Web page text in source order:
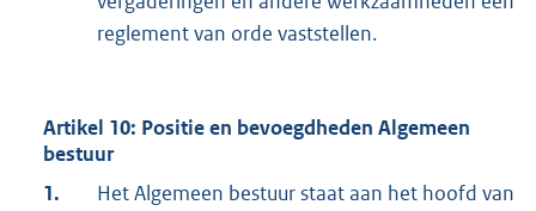
reglement van orde vaststellen.
Artikel 10: Positie en bevoegdheden Algemeen
bestuur
1.
Het Algemeen bestuur staat aan het hoofd van